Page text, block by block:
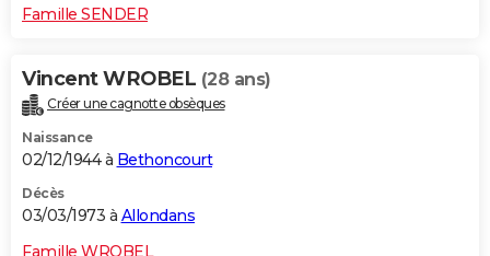
Famille SENDER
Vincent WROBEL (28 ans)
Créer une cagnotte obsèques
Naissance
02/12/1944 à Bethoncourt
Décès
03/03/1973 à Allondans
Famille WROBEL